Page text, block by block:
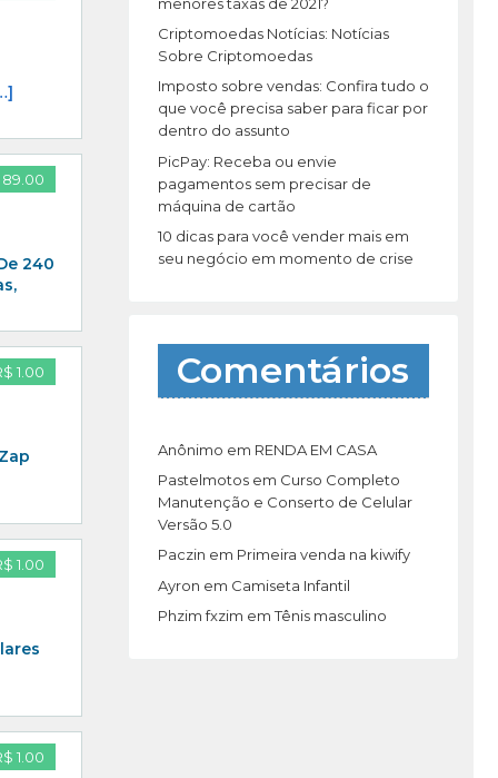
89.00
240
1.00
1.00
1.00
:
Criptomoedas Notícias: Notícias
Sobre Criptomoedas
Imposto sobre vendas: Confira tudo o
que você precisa saber para ficar por
dentro do assunto
PicPay: Receba ou envie
pagamentos sem precisar de
máquina de cartão
10 dicas para você vender mais em
seu negócio em momento de crise
Comentários
Anônimo em RENDA EM CASA
Pastelmotosem Curso Completo
Manutenção e Conserto de Celular
Versão 5.0
Paczin em Primeira venda na kiwify
Ayron em Camiseta Infantil
Phzim fxzim emTênis masculino